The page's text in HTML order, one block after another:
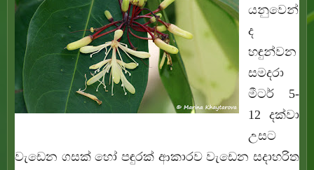
යනුවෙන්
ද
හඳුන්වන
සමදරා
මීටර් 5-
12 දක්වා
උසට
වැඩෙන ගසක් හෝ පඳුරක් ආකාරව වැඩෙන සදාහරිත